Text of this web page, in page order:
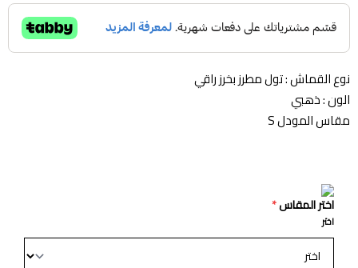
نوع القماش : تول مطرز بخرز راقي
الون : ذهبي
مقاس المودل S
اختر المقاس*
اختر